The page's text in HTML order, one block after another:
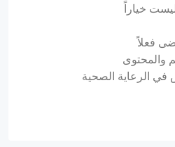
خياراً
فعلاً
والمحتوى
الرعاية الصحية